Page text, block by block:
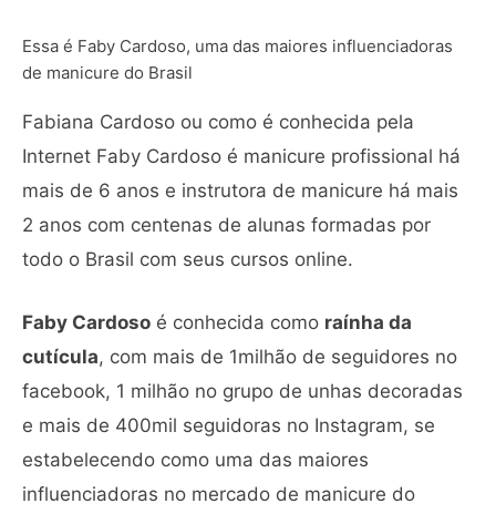
Essa é Faby Cardoso, uma das maiores influenciadoras
de manicure do Brasil
Fabiana Cardoso ou como é conhecida pela
Internet Faby Cardoso é manicure profissional há
mais de 6 anos e instrutora de manicure há mais
2 anos com centenas de alunas formadas por
todo o Brasil com seus cursos online.
Faby Cardoso é conhecida como raínha da
cutícula, com mais de 1milhão de seguidores no
facebook, 1 milhão no grupo de unhas decoradas
e mais de 400mil seguidoras no Instagram, se
estabelecendo como uma das maiores
influenciadoras no mercado de manicure do